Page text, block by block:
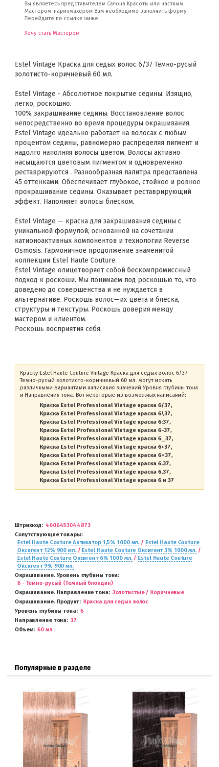
Вы являетесь представителем Салона Красоты или частным
Мастером-парикмахером Вам необходимо заполнить форму
Перейдите по ссылке ниже
Хочу стать Мастером
Estel Vintage Краска для седых волос 6/37 Темно-русый
золотисто-коричневый 60 мл.
Estel Vintage - Абсолютное покрытие седины. Изящно,
легко, роскошно.
100% закрашивание седины. Восстановление волос
непосредственно во время процедуры окрашивания.
Estel Vintage идеально работает на волосах с любым
процентом седины, равномерно распределяя пигмент и
надолго наполняя волосы цветом. Волосы активно
насыщаются цветовым пигментом и одновременно
реставрируются . Разнообразная палитра представлена
45 оттенками. Обеспечивает глубокое, стойкое и ровное
прокрашивание седины. Оказывает реставрирующий
эффект. Наполняет волосы блеском.
Estel Vintage — краска для закрашивания седины с
уникальной формулой, основанной на сочетании
катионоактивных компонентов и технологии Reverse
Osmosis. Гармоничное продолжение знаменитой
коллекции Estel Haute Couture.
Estel Vintage олицетворяет собой бескомпромиссный
подход к роскоши. Мы понимаем под роскошью то, что
доведено до совершенства и не нуждается в
альтернативе. Роскошь волос—их цвета и блеска,
структуры и текстуры. Роскошь доверия между
мастером и клиентом.
Роскошь восприятия себя.
Краску Estel Haute Couture Vintage Краска для седых волос 6/37
Темно-русый золотисто-коричневый 60 мл. могут искать
различными вариантами написания значений Уровня глубины тона
и Направления тона. Вот некоторые из возможных написаний:
Краска Estel Professional Vintage краска 6/37
Краска Estel Professional Vintage краска 6\37
Краска Estel Professional Vintage краска 6:37
Краска Estel Professional Vintage краска 6-37
Краска Estel Professional Vintage краска 6_37
Краска Estel Professional Vintage краска 6+37
Краска Estel Professional Vintage краска 6=37
Краска Estel Professional Vintage краска 6.37
Краска Estel Professional Vintage краска 6,37
Краска Estel Professional Vintage краска 6 и 37
Штрихкод
4606453044873
Сопутствующие товары
Estel Haute Couture Активатор 1,5% 1000 мл. / Estel Haute Couture
Оксигент 12% 900 мл./ Estel Haute Couture Оксигент 3% 1000 мл./
Estel Haute Couture Оксигент 6% 1000 мл./ Estel Haute Couture
Оксигент 9% 900 мл.
Окрашивание. Уровень глубины тона
6 - Темно-русый (Темный блондин)
Окрашивание. Направление тона
Золотистые / Коричневые
Окрашивание. Продукт
Краска для седых волос
Уровень глубины тона
6
Направление тона
37
Объем
60 мл
Популярные в разделе